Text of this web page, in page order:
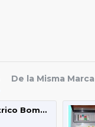
De la Misma Marca
Cuadro eléctrico Bombas Motor 230V Monofásico protección 0.75HP 1 HP